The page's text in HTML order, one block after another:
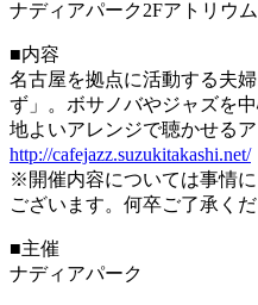
ナディアパーク2Fアトリウ
■内容
名古屋を拠点に活動する夫
ず」。ボサノバやジャズを
地よいアレンジで聴かせる
http://cafejazz.suzukitakashi.net/
※開催内容については事情
ございます。何卒ご了承くだ
■主催
ナディアパーク